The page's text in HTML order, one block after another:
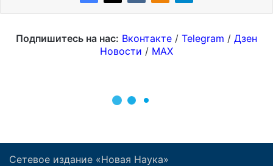
Сетевое издание «Новая Наука»